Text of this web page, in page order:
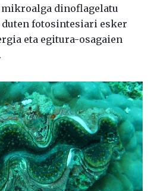
dinoflagelatu
fotosintesiari esker
eta egitura-osagaien